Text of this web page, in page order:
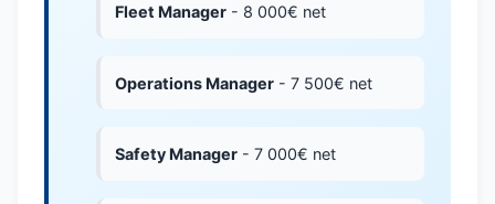
Fleet Manager- 8 000€ net
Operations Manager- 7 500€ net
Safety Manager- 7 000€ net